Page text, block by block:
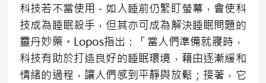
科技若不當使用－如入睡前仍緊盯螢幕，會使科
技成為睡眠殺手，但其亦可成為解決睡眠問題的
靈丹妙藥。Lopos指出：「當人們準備就寢時，
科技有助於打造良好的睡眠環境，藉由逐漸緩和
情緒的過程，讓人們感到平靜與放鬆；接著，它